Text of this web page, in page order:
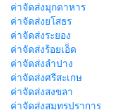
ค่าจัดส่งมุกดาหาร
ค่าจัดส่งยโสธร
ค่าจัดส่งระยอง
ค่าจัดส่งร้อยเอ็ด
ค่าจัดส่งลำปาง
ค่าจัดส่งศรีสะเกษ
ค่าจัดส่งสงขลา
ค่าจัดส่งสมุทรปราการ